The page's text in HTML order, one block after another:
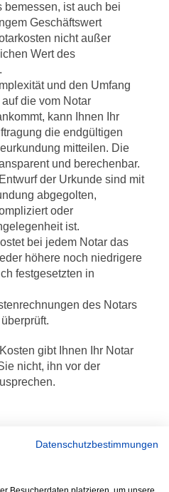
bemessen, ist auch bei
Geschäftswert
nicht außer
Wert des
und den Umfang
die vom Notar
kann Ihnen Ihr
die endgültigen
mitteilen. Die
und berechenbar.
der Urkunde sind mit
abgegolten,
oder
ist.
bei jedem Notar das
höhere noch niedrigere
festgesetzten in
des Notars
gibt Ihnen Ihr Notar
nicht, ihn vor der
Datenschutzbestimmungen